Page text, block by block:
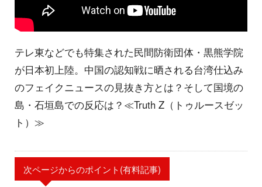
テレ東などでも特集された民間防衛団体・黒熊学院
が日本初上陸。中国の認知戦に晒される台湾仕込み
のフェイクニュースの見抜き方とは？そして国境の
島・石垣島での反応は？≪Truth Z（トゥルースゼッ
ト）≫
次ページからのポイント(有料記事)